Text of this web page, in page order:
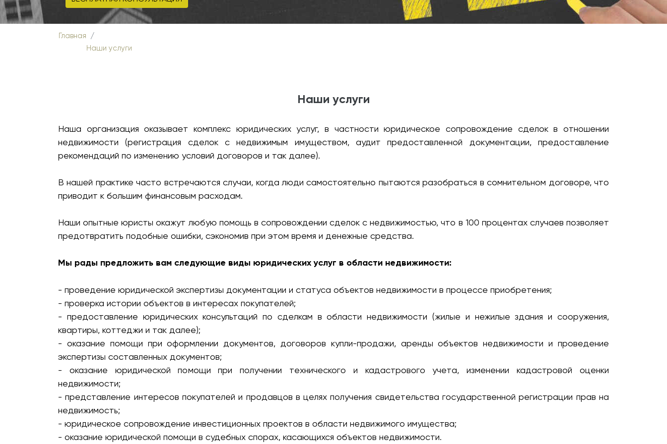
Главная
Наши услуги
Наши услуги
Наша организация оказывает комплекс юридических услуг, в частности юридическое сопровождение сделок в отношении
недвижимости (регистрация сделок с недвижимым имуществом, аудит предоставленной документации, предоставление
рекомендаций по изменению условий договоров и так далее).
В нашей практике часто встречаются случаи, когда люди самостоятельно пытаются разобраться в сомнительном договоре, что
приводит к большим финансовым расходам.
Наши опытные юристы окажут любую помощь в сопровождении сделок с недвижимостью, что в 100 процентах случаев позволяет
предотвратить подобные ошибки, сэкономив при этом время и денежные средства.
Мы рады предложить вам следующие виды юридических услуг в области недвижимости:
- проведение юридической экспертизы документации и статуса объектов недвижимости в процессе приобретения;
- проверка истории объектов в интересах покупателей;
- предоставление юридических консультаций по сделкам в области недвижимости (жилые и нежилые здания и сооружения,
квартиры, коттеджи и так далее);
- оказание помощи при оформлении документов, договоров купли-продажи, аренды объектов недвижимости и проведение
экспертизы составленных документов;
- оказание юридической помощи при получении технического и кадастрового учета, изменении кадастровой оценки
недвижимости;
- представление интересов покупателей и продавцов в целях получения свидетельства государственной регистрации прав на
недвижимость;
- юридическое сопровождение инвестиционных проектов в области недвижимого имущества;
- оказание юридической помощи в судебных спорах, касающихся объектов недвижимости.